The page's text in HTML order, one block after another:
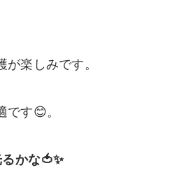
楽しみです。
す😊。
かな🍅✨